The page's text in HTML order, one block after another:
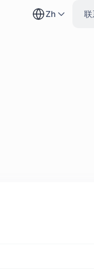
zh 联